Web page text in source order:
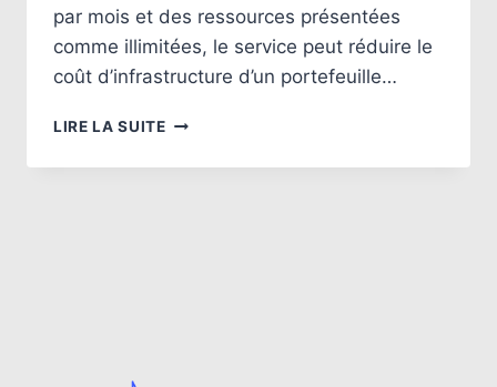
par mois et des ressources présentées
comme illimitées, le service peut réduire le
coût d’infrastructure d’un portefeuille…
LIRE LA SUITEMASSIVEHOSTER
L’HÉBERGEUR